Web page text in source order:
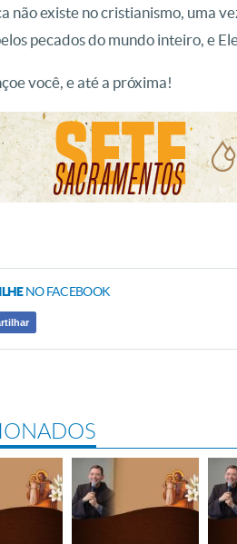
não existe no cristianismo, uma
pecados do mundo inteiro, e
você, e até a próxima!
NO FACEBOOK